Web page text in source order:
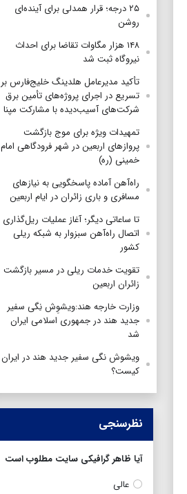
۲۵ درجه؛ قرار همدلی برای آینده‌ای
روشن
۱۴۸ هزار مگاوات تقاضا برای احداث
نیروگاه ثبت شد
تأکید مدیرعامل هلدینگ خلیج‌فارس بر
تسریع در اجرای پروژه‌های تأمین برق
شرکت‌های آسیب‌دیده با مشارکت مپنا
تمهیدات ویژه برای موج بازگشت
پروازهای اربعین در شهر فرودگاهی امام
خمینی (ره)
راه‌آهن آماده پاسخگویی به نیازهای
مسافری و باری زائران در ایام اربعین
تا ساعاتی دیگر؛ آغاز عملیات ریل‌گذاری
اتصال راه‌آهن سبزوار به شبکه ریلی
کشور
تقویت خدمات ریلی در مسیر بازگشت
زائران اربعین
وزارت خارجه هند:ویشوِش نِگی سفیر
جدید هند در جمهوری اسلامی ایران
شد
ویشوش نگی سفیر جدید هند در ایران
کیست؟
نظرسنجی
آیا ظاهر گرافیکی سایت مطلوب است
عالی